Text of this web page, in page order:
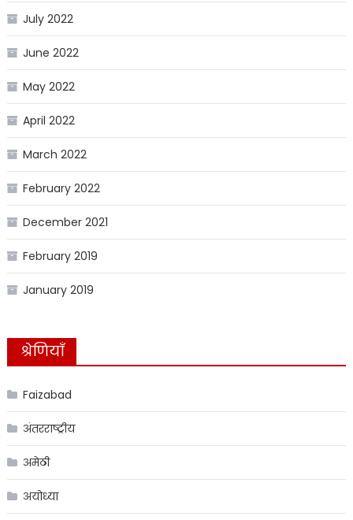
July 2022
June 2022
May 2022
April 2022
March 2022
February 2022
December 2021
February 2019
January 2019
श्रेणियाँ
Faizabad
अंतरराष्ट्रीय
अमेठी
अयोध्या